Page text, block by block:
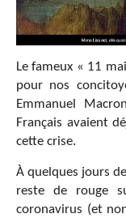
Le fameux « 11
pour nos
Emmanuel
Français avaient
cette crise.
À quelques jours
reste de rouge
coronavirus (et